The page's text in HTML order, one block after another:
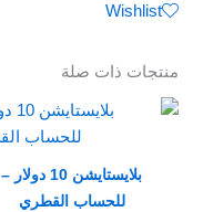
Wishlist
منتجات ذات صلة
بلايستايشن 10 دولار –
للحساب القطري